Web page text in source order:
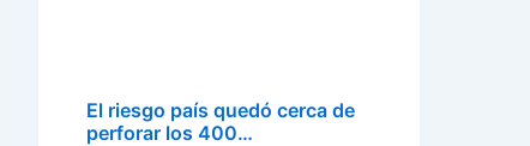
El riesgo país quedó cerca de
perforar los 400…